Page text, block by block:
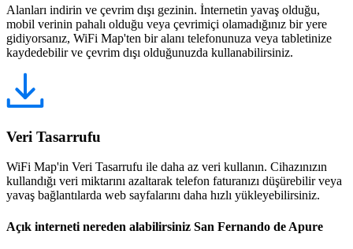
Alanları indirin ve çevrim dışı gezinin. İnternetin yavaş olduğu,
mobil verinin pahalı olduğu veya çevrimiçi olamadığınız bir yere
gidiyorsanız, WiFi Map'ten bir alanı telefonunuza veya tabletinize
kaydedebilir ve çevrim dışı olduğunuzda kullanabilirsiniz.
Veri Tasarrufu
WiFi Map'in Veri Tasarrufu ile daha az veri kullanın. Cihazınızın
kullandığı veri miktarını azaltarak telefon faturanızı düşürebilir veya
yavaş bağlantılarda web sayfalarını daha hızlı yükleyebilirsiniz.
Açık interneti nereden alabilirsiniz San Fernando de Apure